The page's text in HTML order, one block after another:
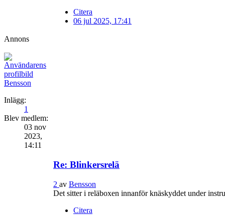
Citera
06 jul 2025, 17:41
Annons
Bensson
Inlägg:
1
Blev medlem:
03 nov
2023,
14:11
Re: Blinkersrelä
2 av Bensson
Det sitter i reläboxen innanför knäskyddet under
Citera